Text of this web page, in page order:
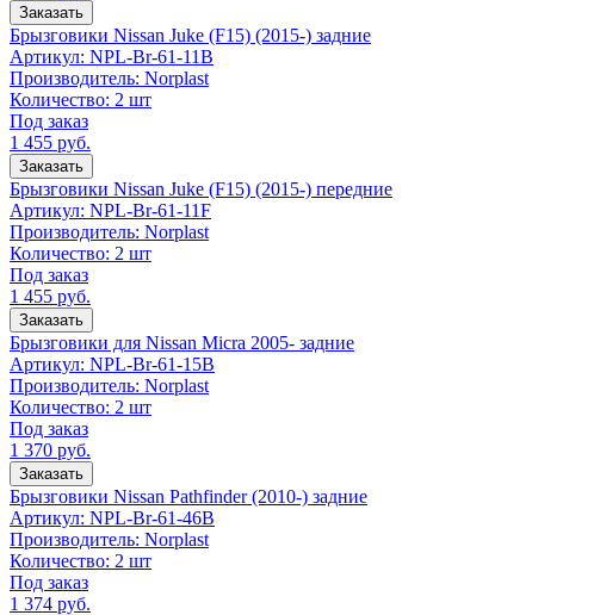
Заказать
Брызговики Nissan Juke (F15) (2015-) задние
Артикул: NPL-Br-61-11B
Производитель: Norplast
Количество: 2 шт
Под заказ
1 455 руб.
Заказать
Брызговики Nissan Juke (F15) (2015-) передние
Артикул: NPL-Br-61-11F
Производитель: Norplast
Количество: 2 шт
Под заказ
1 455 руб.
Заказать
Брызговики для Nissan Micra 2005- задние
Артикул: NPL-Br-61-15B
Производитель: Norplast
Количество: 2 шт
Под заказ
1 370 руб.
Заказать
Брызговики Nissan Pathfinder (2010-) задние
Артикул: NPL-Br-61-46B
Производитель: Norplast
Количество: 2 шт
Под заказ
1 374 руб.